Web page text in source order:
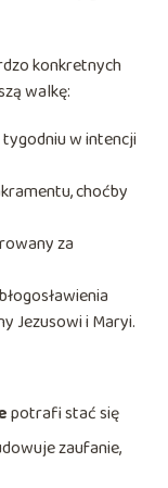
konkretnych
walkę:
w intencji
choćby
za
Jezusowi i Maryi.
potrafi stać się
zaufanie,